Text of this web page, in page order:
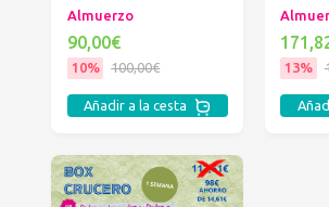
Almuerzo
90,00€
10% 100,00€
Añadir a la cesta
13%